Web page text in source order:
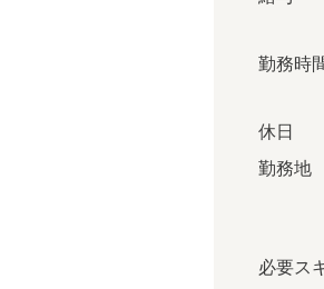
勤務時
休日
勤務地
必要ス